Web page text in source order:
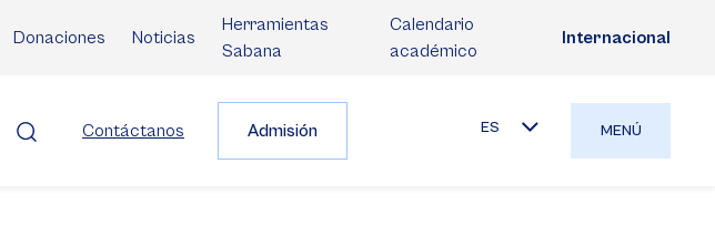
Donaciones Noticias
Herramientas
Sabana
Calendario
académico
Internacional
Contáctanos Admisión ES MENÚ